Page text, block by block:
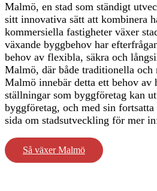
Malmö, en stad som ständigt
sitt innovativa sätt att kombinera
kommersiella fastigheter växer
växande byggbehov har
behov av flexibla, säkra och
Malmö, där både traditionella och
Malmö innebär detta ett behov
ställningar som byggföretag kan
byggföretag, och med sin
sida om stadsutveckling för mer
Så växer Malmö